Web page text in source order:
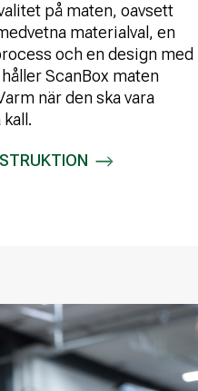
på maten, oavsett
materialval, en
och en design med
ScanBox maten
när den ska vara